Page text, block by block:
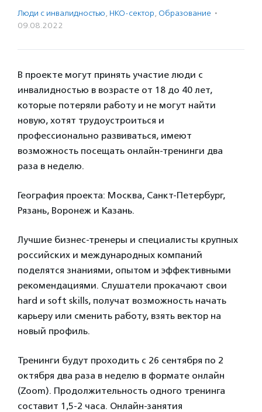
Люди с инвалидностью, НКО-сектор, Образование ·
09.08.2022
В проекте могут принять участие люди с
инвалидностью в возрасте от 18 до 40 лет,
которые потеряли работу и не могут найти
новую, хотят трудоустроиться и
профессионально развиваться, имеют
возможность посещать онлайн-тренинги два
раза в неделю.
География проекта: Москва, Санкт-Петербург,
Рязань, Воронеж и Казань.
Лучшие бизнес-тренеры и специалисты крупных
российских и международных компаний
поделятся знаниями, опытом и эффективными
рекомендациями. Слушатели прокачают свои
hard и soft skills, получат возможность начать
карьеру или сменить работу, взять вектор на
новый профиль.
Тренинги будут проходить с 26 сентября по 2
октября два раза в неделю в формате онлайн
(Zoom). Продолжительность одного тренинга
составит 1,5-2 часа. Онлайн-занятия